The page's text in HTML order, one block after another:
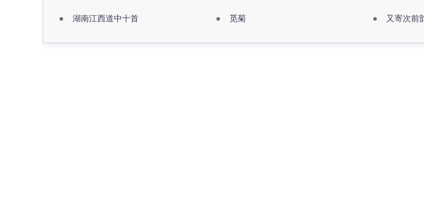
湖南江西道中十首 觅菊 又寄次前